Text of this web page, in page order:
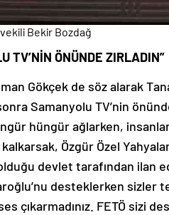
Bekir Bozdağ
TV’NİN ÖNÜNDE ZIRLADIN”
Gökçek de söz alarak
Samanyolu TV’nin
hüngür ağlarken,
Özgür Özel
devlet tarafından ilan
desteklerken
çıkarmadınız. FETÖ sizi